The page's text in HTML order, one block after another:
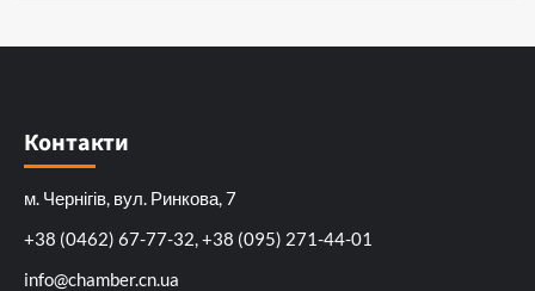
Контакти
м. Чернігів, вул. Ринкова, 7
+38 (0462) 67-77-32, +38 (095) 271-44-01
info@chamber.cn.ua